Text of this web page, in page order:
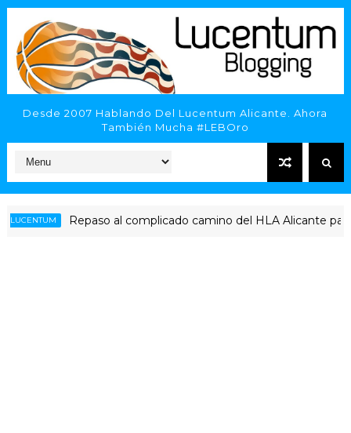
Desde 2007 Hablando Del Lucentum Alicante. Ahora
También Mucha #LEBOro
Repaso al complicado camino del HLA Alicante para jugar